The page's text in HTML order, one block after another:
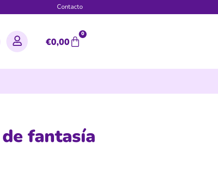
Contacto
€0,00
0
fantasía